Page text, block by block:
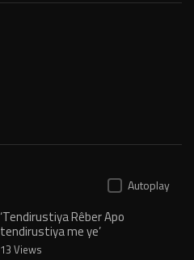
Autoplay
‘Tendirustiya Rêber Apo
tendirustiya me ye’
13 Views